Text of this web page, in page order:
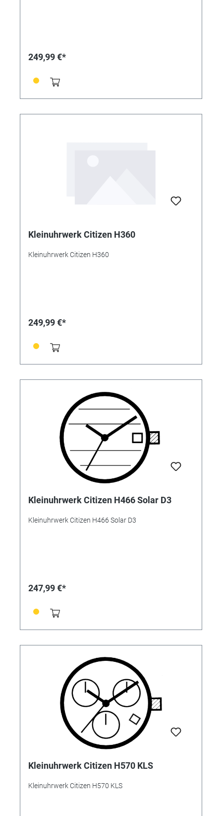
249,99 €*
Kleinuhrwerk Citizen H360
Kleinuhrwerk Citizen H360
249,99 €*
Kleinuhrwerk Citizen H466 Solar D3
Kleinuhrwerk Citizen H466 Solar D3
247,99 €*
Kleinuhrwerk Citizen H570 KLS
Kleinuhrwerk Citizen H570 KLS